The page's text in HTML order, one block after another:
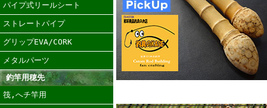
パイプ式リールシート
ストレートパイプ
グリップEVA/CORK
メタルパーツ
釣竿用穂先
筏,へチ竿用